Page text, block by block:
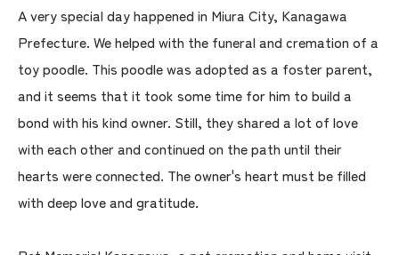
A very special day happened in Miura City, Kanagawa
Prefecture. We helped with the funeral and cremation of a
toy poodle. This poodle was adopted as a foster parent,
and it seems that it took some time for him to build a
bond with his kind owner. Still, they shared a lot of love
with each other and continued on the path until their
hearts were connected. The owner's heart must be filled
with deep love and gratitude.